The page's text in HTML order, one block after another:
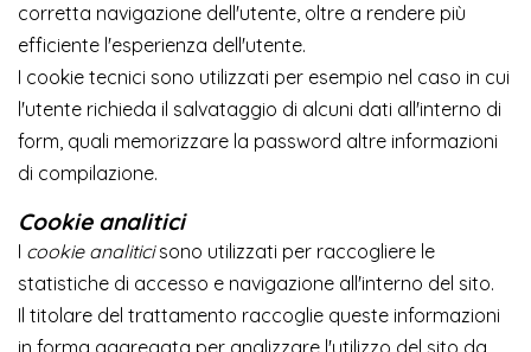
corretta navigazione dell'utente, oltre a rendere più
efficiente l'esperienza dell'utente.
I cookie tecnici sono utilizzati per esempio nel caso in cui
l'utente richieda il salvataggio di alcuni dati all'interno di
form, quali memorizzare la password altre informazioni
di compilazione.
Cookie analitici
I cookie analiticisono utilizzati per raccogliere le
statistiche di accesso e navigazione all'interno del sito.
Il titolare del trattamento raccoglie queste informazioni